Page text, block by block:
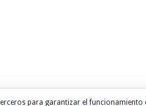
para garantizar el funcionamiento